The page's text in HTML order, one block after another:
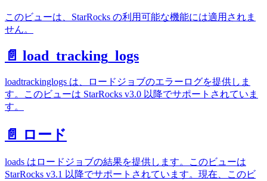
このビューは、StarRocks の利用可能な機能には適用されま
せん。
📄️ load_tracking_logs
loadtrackinglogs は、ロードジョブのエラーログを提供しま
す。このビューは StarRocks v3.0 以降でサポートされていま
す。
📄️ ロード
loads はロードジョブの結果を提供します。このビューは
StarRocks v3.1 以降でサポートされています。現在、このビ